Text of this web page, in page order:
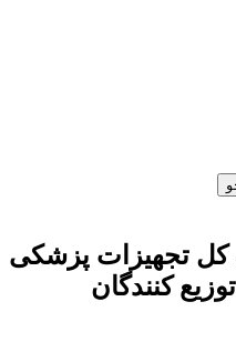
کل تجهیزات پزشکی
کنندگان